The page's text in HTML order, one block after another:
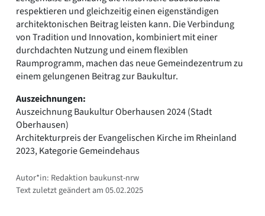
respektieren und gleichzeitig einen eigenständigen
architektonischen Beitrag leisten kann. Die Verbindung
von Tradition und Innovation, kombiniert mit einer
durchdachten Nutzung und einem flexiblen
Raumprogramm, machen das neue Gemeindezentrum zu
einem gelungenen Beitrag zur Baukultur.
Auszeichnungen:
Auszeichnung Baukultur Oberhausen 2024 (Stadt
Oberhausen)
Architekturpreis der Evangelischen Kirche im Rheinland
2023, Kategorie Gemeindehaus
Autor*in: Redaktion baukunst-nrw
Text zuletzt geändert am 05.02.2025